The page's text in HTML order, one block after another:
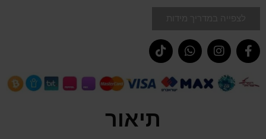
תיאור